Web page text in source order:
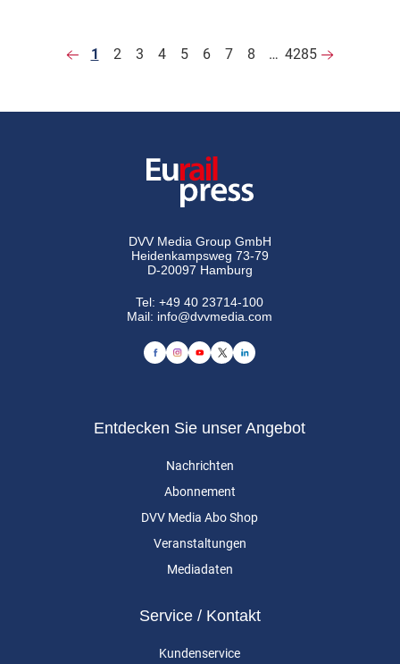
1 2 3 4 5 6 7 8 … 4285
DVV Media Group GmbH
Heidenkampsweg 73-79
D-20097 Hamburg
Tel:+49 40 23714-100
Mail: info@dvvmedia.com
Entdecken Sie unser Angebot
Nachrichten
Abonnement
DVV Media Abo Shop
Veranstaltungen
Mediadaten
Service / Kontakt
Kundenservice